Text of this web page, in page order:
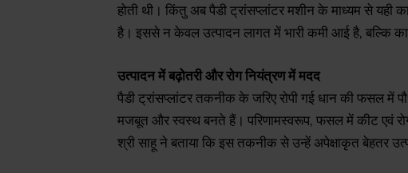
होती थी। किंतु अब पैडी ट्रांसप्लांटर मशीन के माध्यम से
है। इससे न केवल उत्पादन लागत में भारी कमी आई है, बल्कि
उत्पादन में बढ़ोतरी और रोग नियंत्रण में मदद
पैडी ट्रांसप्लांटर तकनीक के जरिए रोपी गई धान की फसल में
मजबूत और स्वस्थ बनते हैं। परिणामस्वरूप, फसल में कीट एवं
श्री साहू ने बताया कि इस तकनीक से उन्हें अपेक्षाकृत बेहतर